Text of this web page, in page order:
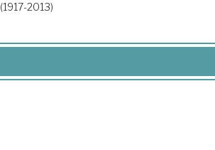
(1917-2013)